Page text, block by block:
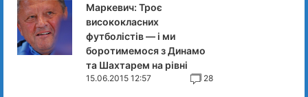
Маркевич: Троє
висококласних
футболістів — і ми
боротимемося з Динамо
та Шахтарем на рівні
15.06.2015 12:57 28